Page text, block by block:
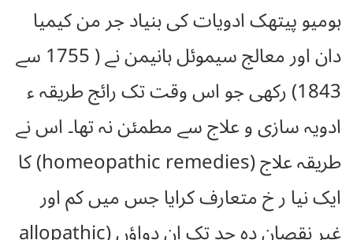
ہومیو پیتھک ادویات کی بنیاد جر من کیمیا
دان اور معالج سیموئل ہانیمن نے ( 1755 سے
1843) رکھی جو اس وقت تک رائج طریقہ ء
ادویہ سازی و علاج سے مطمئن نہ تھا۔ اس نے
طریقہ علاج (homeopathic remedies) کا
ایک نیا ر خ متعارف کرایا جس میں کم اور